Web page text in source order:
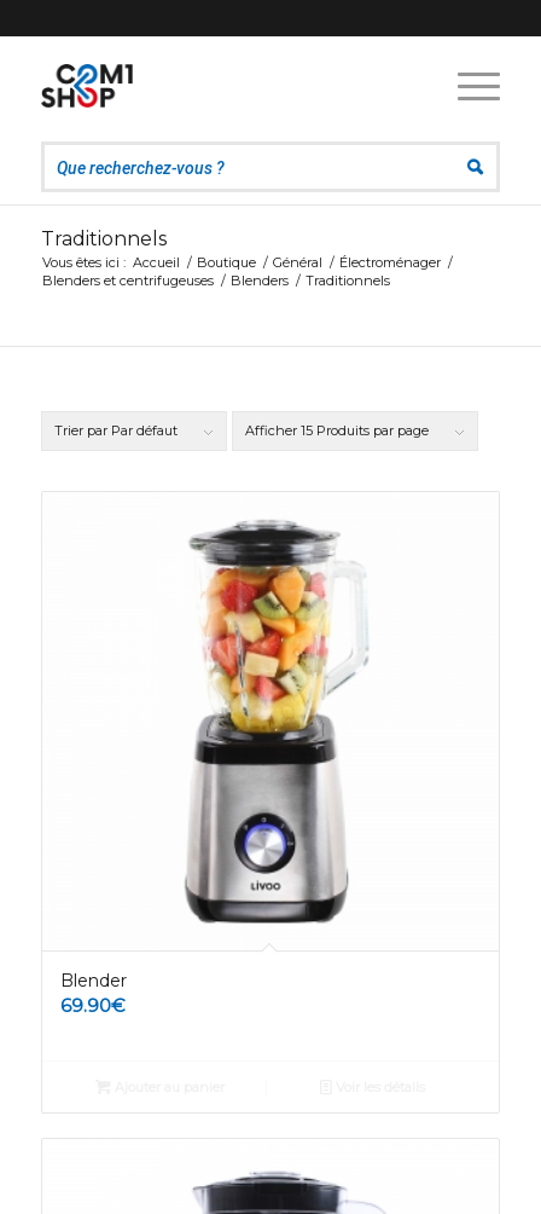
Traditionnels
Vous êtes ici : Accueil / Boutique / Général / Électroménager /
Blenders et centrifugeuses / Blenders / Traditionnels
Trier par Par défaut Afficher 15 Produits par page
Blender
69.90€